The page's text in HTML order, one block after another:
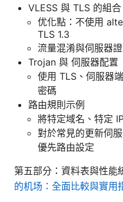
VLESS 與 TLS 的組合
优化點：不使用
TLS 1.3
流量混淆與伺服器
Trojan 與 伺服器配置
使用 TLS、伺服器
密碼
路由規則示例
將特定域名、特定
對於常見的更新伺
優先路由設定
第五部分：資料表與性能
的机场：全面比較與實用